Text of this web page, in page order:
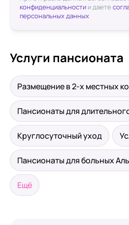
конфиденциальности и даете
персональных данных
Услуги пансионата
Размещение в 2-х местных
Пансионаты для
Круглосуточный уход
Пансионаты для больных
Ещё